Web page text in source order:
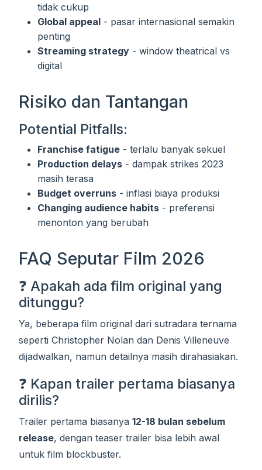
tidak cukup
Global appeal - pasar internasional semakin
penting
Streaming strategy - window theatrical vs
digital
Risiko dan Tantangan
Potential Pitfalls:
Franchise fatigue - terlalu banyak sekuel
Production delays - dampak strikes 2023
masih terasa
Budget overruns - inflasi biaya produksi
Changing audience habits - preferensi
menonton yang berubah
FAQ Seputar Film 2026
❓ Apakah ada film original yang
ditunggu?
Ya, beberapa film original dari sutradara ternama
seperti Christopher Nolan dan Denis Villeneuve
dijadwalkan, namun detailnya masih dirahasiakan.
❓ Kapan trailer pertama biasanya
dirilis?
Trailer pertama biasanya 12-18 bulan sebelum
release, dengan teaser trailer bisa lebih awal
untuk film blockbuster.